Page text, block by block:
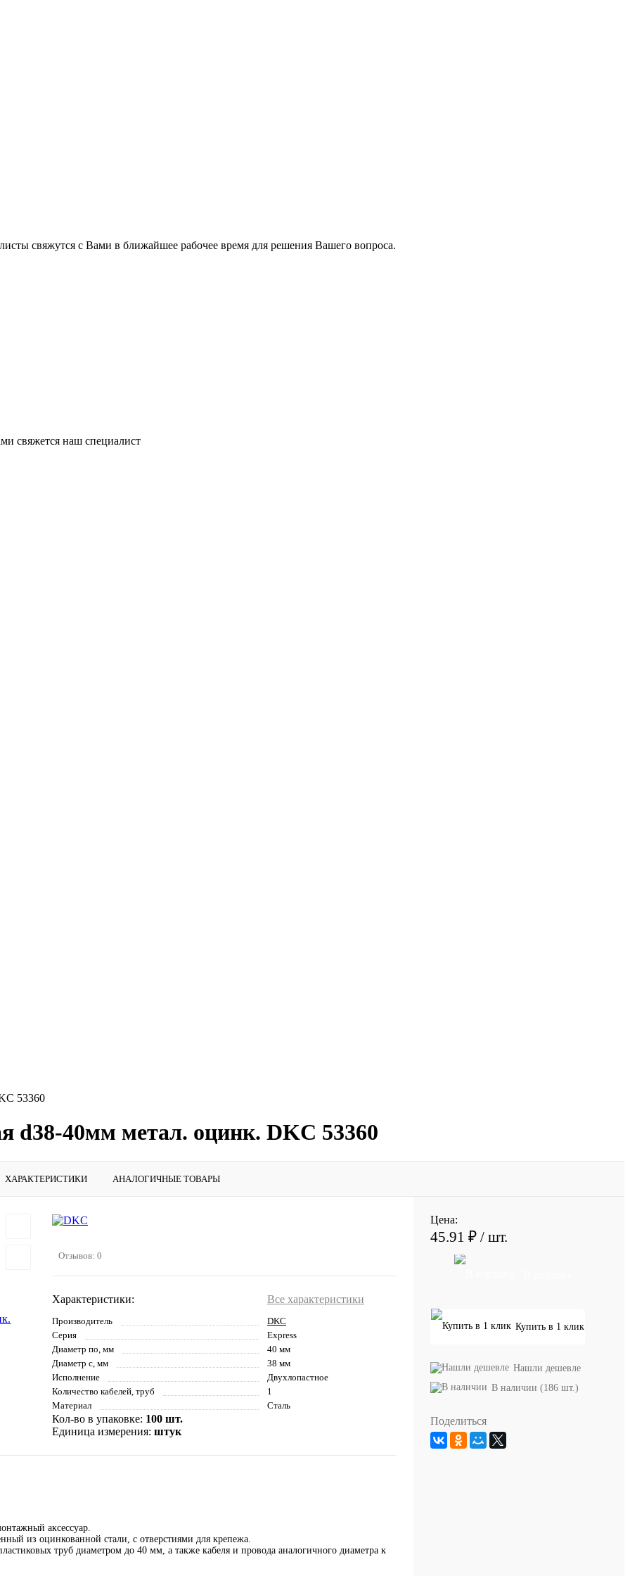
свяжутся с Вами в ближайшее рабочее время для решения Вашего вопроса.
свяжется наш специалист
53360
d38-40мм метал. оцинк. DKC 53360
ХАРАКТЕРИСТИКИ АНАЛОГИЧНЫЕ ТОВАРЫ
Отзывов: 0
Характеристики: Все характеристики
Производитель
DKC
Серия
Express
Диаметр по, мм
40 мм
Диаметр с, мм
38 мм
Исполнение
Двухлопастное
Количество кабелей, труб
1
Материал
Сталь
Кол-во в упаковке: 100 шт.
Единица измерения: штук
аксессуар.
из оцинкованной стали, с отверстиями для крепежа.
труб диаметром до 40 мм, а также кабеля и провода аналогичного диаметра к
Цена:
45.91 ₽ / шт.
Купить в 1 клик
Нашли дешевле
В наличии (186 шт.)
Поделиться